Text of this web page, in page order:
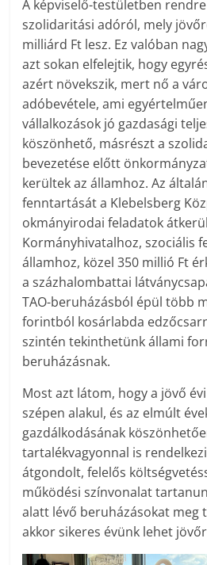
A képviselő-testületben
szolidaritási adóról, mely
milliárd Ft lesz. Ez valóban
azt sokan elfelejtik, hogy
azért növekszik, mert nő a
adóbevétele, ami
vállalkozások jó gazdasági
köszönhető, másrészt a
bevezetése előtt
kerültek az államhoz. Az
fenntartását a Klebelsberg
okmányirodai feladatok
Kormányhivatalhoz, szociális
államhoz, közel 350 millió Ft
a százhalombattai
TAO-beruházásból épül több
forintból kosárlabda
szintén tekinthetünk állami
beruházásnak.
Most azt látom, hogy a jövő
szépen alakul, és az elmúlt
gazdálkodásának
tartalékvagyonnal is
átgondolt, felelős
működési színvonalat
alatt lévő beruházásokat meg
akkor sikeres évünk lehet